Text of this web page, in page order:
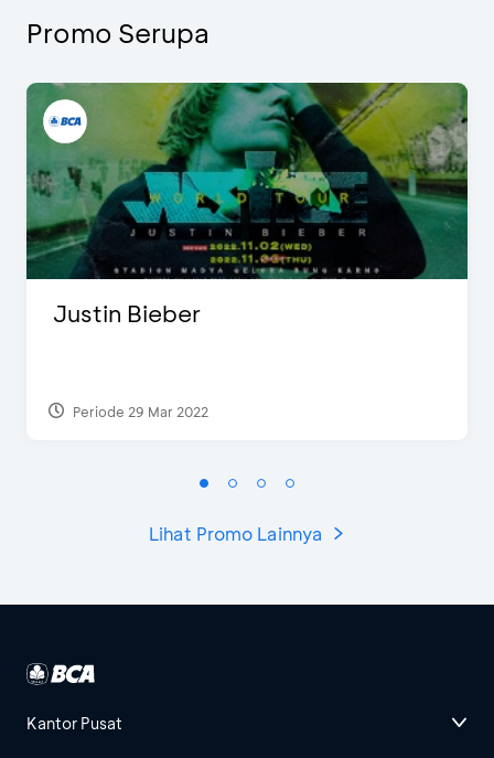
Promo Serupa
Justin Bieber
Periode 29 Mar 2022
Lihat Promo Lainnya
Kantor Pusat